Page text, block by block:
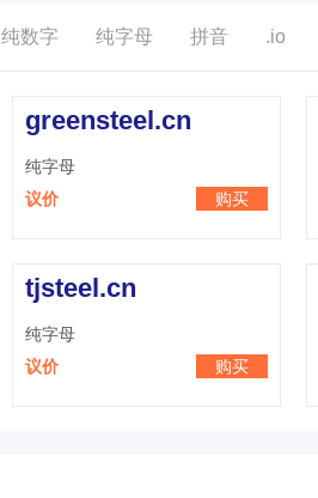
纯数字 纯字母 拼音 .io
greensteel.cn
纯字母
议价
购买
tjsteel.cn
纯字母
议价
购买